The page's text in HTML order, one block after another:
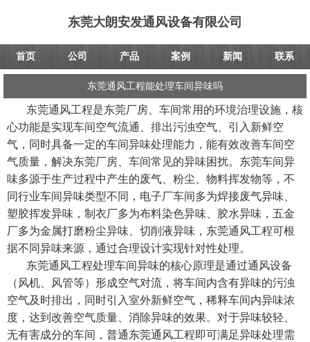
东莞大朗安发通风设备有限公司
首页 公司 产品 案例 新闻 联系
东莞通风工程能处理车间异味吗
东莞通风工程是东莞厂房、车间常用的环境治理设施，核
心功能是实现车间空气流通、排出污浊空气、引入新鲜空
气，同时具备一定的车间异味处理能力，能有效改善车间空
气质量，解决东莞厂房、车间常见的异味困扰。东莞车间异
味多源于生产过程中产生的废气、粉尘、物料挥发物等，不
同行业车间异味类型不同，电子厂车间多为焊接废气异味、
塑胶挥发异味，制衣厂多为布料染色异味、胶水异味，五金
厂多为金属打磨粉尘异味、切削液异味，东莞通风工程可根
据不同异味来源，通过合理设计实现针对性处理。
东莞通风工程处理车间异味的核心原理是通过通风设备
（风机、风管等）形成空气对流，将车间内含有异味的污浊
空气及时排出，同时引入室外新鲜空气，稀释车间内异味浓
度，达到改善空气质量、消除异味的效果。对于异味较轻、
无有害成分的车间，普通东莞通风工程即可满足异味处理需